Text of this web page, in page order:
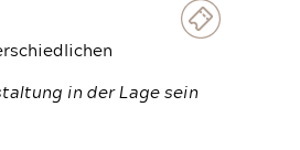
in der Lage sein